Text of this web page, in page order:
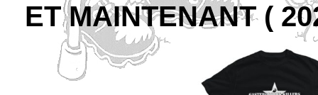
ET MAINTENANT (